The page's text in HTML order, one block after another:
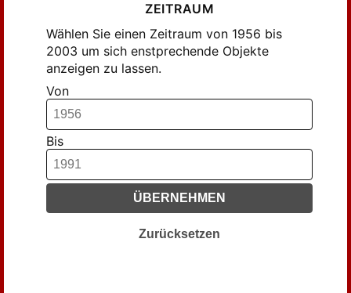
ZEITRAUM
Wählen Sie einen Zeitraum von 1956 bis
2003 um sich enstprechende Objekte
anzeigen zu lassen.
Von
Bis
ÜBERNEHMEN
Zurücksetzen